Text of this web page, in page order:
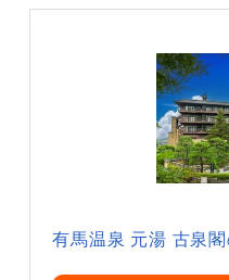
有馬温泉 元湯 古泉